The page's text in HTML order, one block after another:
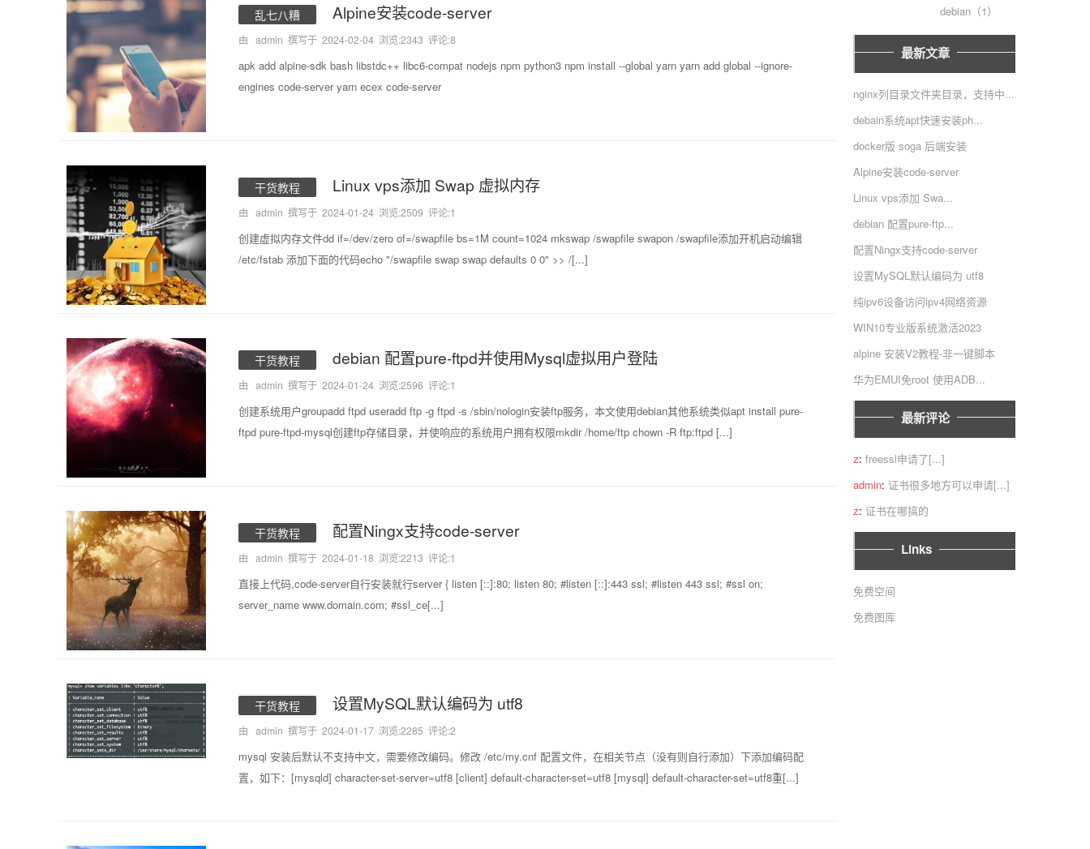
乱七八糟 Alpine安装code-server
由 admin 撰写于 2024-02-04 浏览:2343 评论:8
apk add alpine-sdk bash libstdc++ libc6-compat nodejs npm python3 npm install --global yarn yarn add global --ignore-
engines code-server yarn ecex code-server
干货教程 Linux vps添加 Swap 虚拟内存
由 admin 撰写于 2024-01-24 浏览:2509 评论:1
创建虚拟内存文件dd if=/dev/zero of=/swapfile bs=1M count=1024 mkswap /swapfile swapon /swapfile添加开机启动编辑
/etc/fstab 添加下面的代码echo "/swapfile swap swap defaults 0 0" >> /[...]
干货教程 debian 配置pure-ftpd并使用Mysql虚拟用户登陆
由 admin 撰写于 2024-01-24 浏览:2596 评论:1
创建系统用户groupadd ftpd useradd ftp -g ftpd -s /sbin/nologin安装ftp服务，本文使用debian其他系统类似apt install pure-
ftpd pure-ftpd-mysql创建ftp存储目录，并使响应的系统用户拥有权限mkdir /home/ftp chown -R ftp:ftpd [...]
干货教程 配置Ningx支持code-server
由 admin 撰写于 2024-01-18 浏览:2213 评论:1
直接上代码,code-server自行安装就行server { listen [::]:80; listen 80; #listen [::]:443 ssl; #listen 443 ssl; #ssl on;
server_name www.domain.com; #ssl_ce[...]
干货教程 设置MySQL默认编码为 utf8
由 admin 撰写于 2024-01-17 浏览:2285 评论:2
mysql 安装后默认不支持中文，需要修改编码。修改 /etc/my.cnf 配置文件，在相关节点（没有则自行添加）下添加编码配
置，如下：[mysqld] character-set-server=utf8 [client] default-character-set=utf8 [mysql] default-character-set=utf8重[...]
debian（1）
最新文章
nginx列目录文件夹目录，支持中...
debain系统apt快速安装ph...
docker版 soga 后端安装
Alpine安装code-server
Linux vps添加 Swa...
debian 配置pure-ftp...
配置Ningx支持code-server
设置MySQL默认编码为 utf8
纯ipv6设备访问ipv4网络资源
WIN10专业版系统激活2023
alpine 安装V2教程-非一键脚本
华为EMUI免root 使用ADB...
最新评论
z: freessl申请了[...]
admin: 证书很多地方可以申请[...]
z: 证书在哪搞的
Links
免费空间
免费图库